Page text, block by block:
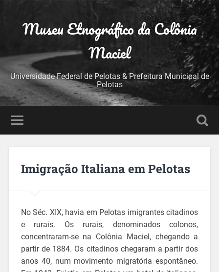
Museu Etnográfico da Colônia
Maciel
Universidade Federal de Pelotas & Prefeitura Municipal de
Pelotas
Imigração Italiana em Pelotas
No Séc. XIX, havia em Pelotas imigrantes citadinos
e rurais. Os rurais, denominados colonos,
concentraram-se na Colônia Maciel, chegando a
partir de 1884. Os citadinos chegaram a partir dos
anos 40, num movimento migratória espontâneo.